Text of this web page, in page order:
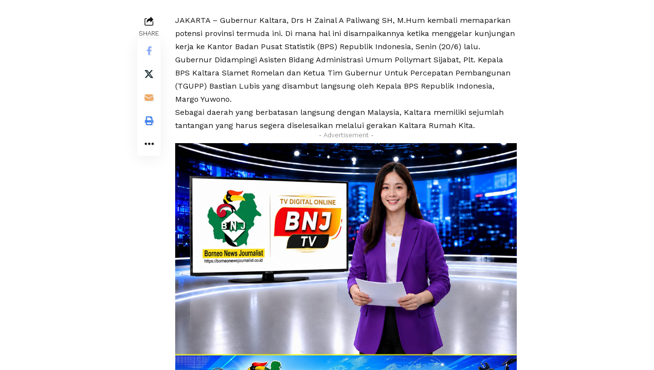
SHARE
JAKARTA – Gubernur Kaltara, Drs H Zainal A Paliwang SH, M.Hum kembali memaparkan
potensi provinsi termuda ini. Di mana hal ini disampaikannya ketika menggelar kunjungan
kerja ke Kantor Badan Pusat Statistik (BPS) Republik Indonesia, Senin (20/6) lalu.
Gubernur Didampingi Asisten Bidang Administrasi Umum Pollymart Sijabat, Plt. Kepala
BPS Kaltara Slamet Romelan dan Ketua Tim Gubernur Untuk Percepatan Pembangunan
(TGUPP) Bastian Lubis yang disambut langsung oleh Kepala BPS Republik Indonesia,
Margo Yuwono.
Sebagai daerah yang berbatasan langsung dengan Malaysia, Kaltara memiliki sejumlah
tantangan yang harus segera diselesaikan melalui gerakan Kaltara Rumah Kita.
- Advertisement -